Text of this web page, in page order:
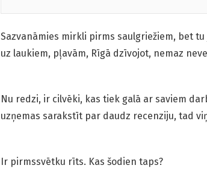
Sazvanāmies mirkli pirms saulgriežiem, bet
uz laukiem, pļavām, Rīgā dzīvojot, nemaz
Nu redzi, ir cilvēki, kas tiek galā ar saviem
uzņemas sarakstīt par daudz recenziju, tad
Ir pirmssvētku rīts. Kas šodien taps?